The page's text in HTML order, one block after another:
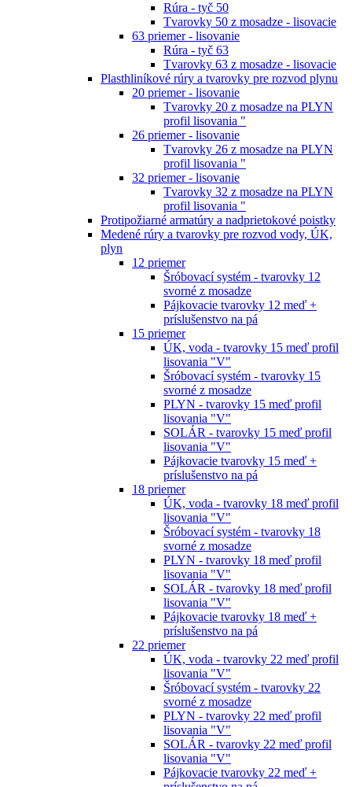
Rúra - tyč 50
Tvarovky 50 z mosadze - lisovacie
63 priemer - lisovanie
Rúra - tyč 63
Tvarovky 63 z mosadze - lisovacie
Plasthliníkové rúry a tvarovky pre rozvod plynu
20 priemer - lisovanie
Tvarovky 20 z mosadze na PLYN
profil lisovania "
26 priemer - lisovanie
Tvarovky 26 z mosadze na PLYN
profil lisovania "
32 priemer - lisovanie
Tvarovky 32 z mosadze na PLYN
profil lisovania "
Protipožiarné armatúry a nadprietokové poistky
Medené rúry a tvarovky pre rozvod vody, ÚK,
plyn
12 priemer
Šróbovací systém - tvarovky 12
svorné z mosadze
Pájkovacie tvarovky 12 meď +
príslušenstvo na pá
15 priemer
ÚK, voda - tvarovky 15 meď profil
lisovania "V"
Šróbovací systém - tvarovky 15
svorné z mosadze
PLYN - tvarovky 15 meď profil
lisovania "V"
SOLÁR - tvarovky 15 meď profil
lisovania "V"
Pájkovacie tvarovky 15 meď +
príslušenstvo na pá
18 priemer
ÚK, voda - tvarovky 18 meď profil
lisovania "V"
Šróbovací systém - tvarovky 18
svorné z mosadze
PLYN - tvarovky 18 meď profil
lisovania "V"
SOLÁR - tvarovky 18 meď profil
lisovania "V"
Pájkovacie tvarovky 18 meď +
príslušenstvo na pá
22 priemer
ÚK, voda - tvarovky 22 meď profil
lisovania "V"
Šróbovací systém - tvarovky 22
svorné z mosadze
PLYN - tvarovky 22 meď profil
lisovania "V"
SOLÁR - tvarovky 22 meď profil
lisovania "V"
Pájkovacie tvarovky 22 meď +